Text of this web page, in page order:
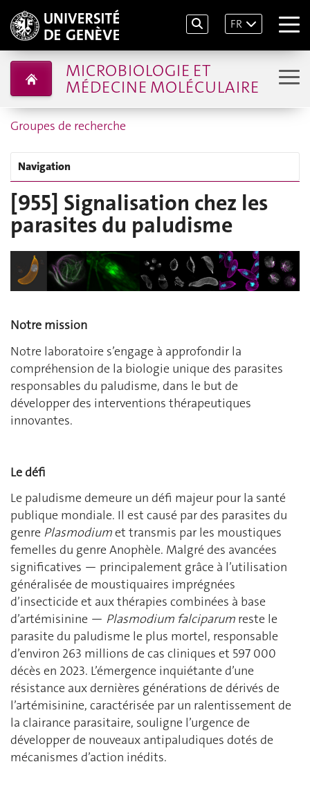
FR
MICROBIOLOGIE ET
MÉDECINE MOLÉCULAIRE
Groupes de recherche
Navigation
[955] Signalisation chez les
parasites du paludisme
Notre mission
Notre laboratoire s’engage à approfondir la
compréhension de la biologie unique des parasites
responsables du paludisme, dans le but de
développer des interventions thérapeutiques
innovantes.
Le défi
Le paludisme demeure un défi majeur pour la santé
publique mondiale. Il est causé par des parasites du
genre Plasmodiumet transmis par les moustiques
femelles du genre Anophèle. Malgré des avancées
significatives — principalement grâce à l’utilisation
généralisée de moustiquaires imprégnées
d’insecticide et aux thérapies combinées à base
d’artémisinine — Plasmodium falciparum reste le
parasite du paludisme le plus mortel, responsable
d’environ 263 millions de cas cliniques et 597 000
décès en 2023. L’émergence inquiétante d’une
résistance aux dernières générations de dérivés de
l’artémisinine, caractérisée par un ralentissement de
la clairance parasitaire, souligne l’urgence de
développer de nouveaux antipaludiques dotés de
mécanismes d’action inédits.